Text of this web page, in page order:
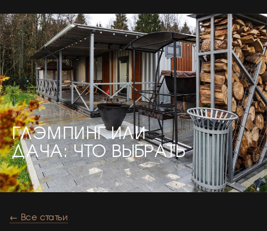
БЛОГ · ПАИАКС
ГЛЭМПИНГ ИЛИ
ДАЧА: ЧТО ВЫБРАТЬ
← Все статьи